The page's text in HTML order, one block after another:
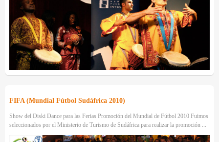
FIFA (Mundial Fútbol Sudáfrica 2010)
Show del Diski Dance para las Ferias Promoción del Mundial de Fútbol 2010 Fuimos
seleccionados por el Ministerio de Turismo de Sudáfrica para realizar la promoción ...